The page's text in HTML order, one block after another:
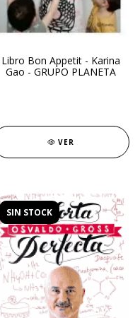
Libro Bon Appetit - Karina
Gao - GRUPO PLANETA
VER
SIN STOCK